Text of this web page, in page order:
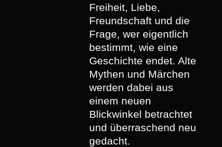
Freiheit, Liebe,
Freundschaft und die
Frage, wer eigentlich
bestimmt, wie eine
Geschichte endet. Alte
Mythen und Märchen
werden dabei aus
einem neuen
Blickwinkel betrachtet
und überraschend neu
gedacht.